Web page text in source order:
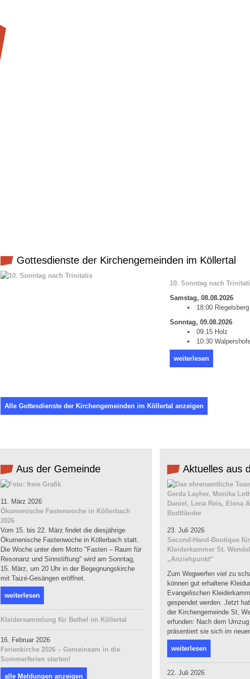
Gottesdienste der Kirchengemeinden im Köllertal
10. Sonntag nach
Samstag, 08.08.2026
18:00 Riegelsberg
Sonntag, 09.08.2026
09:15 Holz
10:30
weiterlesen
Alle Gottesdienste der Kirchengemeinden im Köllertal anzeigen
Aus der Gemeinde
11. März 2026
Ökumenische Fastenwoche in Köllerbach
2026
Vom 15. bis 22. März findet die diesjährige
Ökumenische Fastenwoche in Köllerbach statt.
Die Woche unter dem Motto "Fasten – Raum für
Resonanz und Sinnstiftung" wird am Sonntag,
15. März, um 20 Uhr in der Begegnungskirche
mit Taizé-Gesängen eröffnet.
weiterlesen
Kleidersammlung für Bethel im Köllertal
16. Februar 2026
Ferienkirche 2026 – Gemeinsam in die
Sommerferien starten!
alle Meldungen anzeigen
Aktuelles aus
23. Juli 2026
Second-Hand-Boutique
Kleiderkammer St.
„Anziehpunkt“
Zum Wegwerfen viel zu
können gut erhaltene
Evangelischen
gespendet werden. Jetzt
der Kirchengemeinde St,
erfunden: Nach dem
präsentiert sie sich im
weiterlesen
22. Juli 2026